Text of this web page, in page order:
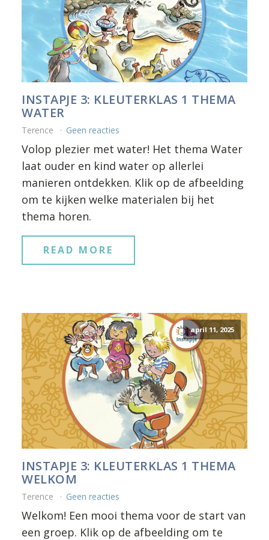
INSTAPJE 3: KLEUTERKLAS 1 THEMA
WATER
Terence Geen reacties
Volop plezier met water! Het thema Water
laat ouder en kind water op allerlei
manieren ontdekken. Klik op de afbeelding
om te kijken welke materialen bij het
thema horen.
READ MORE
april 11, 2025
INSTAPJE 3: KLEUTERKLAS 1 THEMA
WELKOM
Terence Geen reacties
Welkom! Een mooi thema voor de start van
een groep. Klik op de afbeelding om te